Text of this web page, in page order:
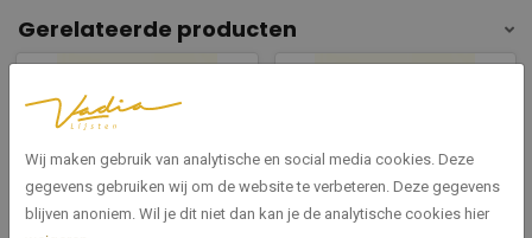
Gerelateerde producten
Wij maken gebruik van analytische en social media cookies. Deze
gegevens gebruiken wij om de website te verbeteren. Deze gegevens
blijven anoniem. Wil je dit niet dan kan je de analytische cookies hier